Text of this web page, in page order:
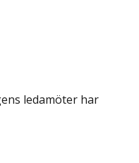
ledamöter har